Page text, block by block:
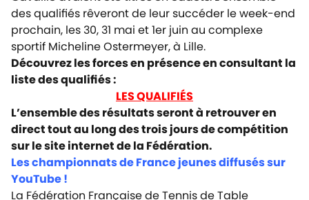
des qualifiés rêveront de leur succéder le week-end
prochain, les 30, 31 mai et 1er juin au complexe
sportif Micheline Ostermeyer, à Lille.
Découvrez les forces en présence en consultant la
liste des qualifiés :
LES QUALIFIÉS
L’ensemble des résultats seront à retrouver en
direct tout au long des trois jours de compétition
sur le site internet de la Fédération.
Les championnats de France jeunes diffusés sur
YouTube !
La Fédération Française de Tennis de Table